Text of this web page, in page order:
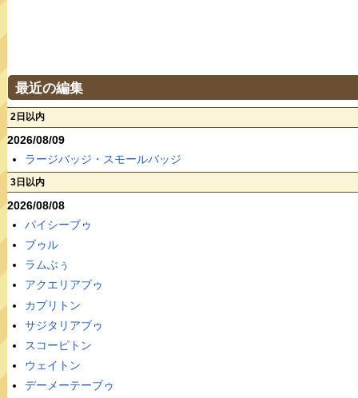
最近の編集
2日以内
2026/08/09
ラージバッジ・スモールバッジ
3日以内
2026/08/08
パイシーブゥ
ブゥル
ラムぶぅ
アクエリアブゥ
カプリトン
サジタリアブゥ
スコーピトン
ウェイトン
デーメーテーブゥ